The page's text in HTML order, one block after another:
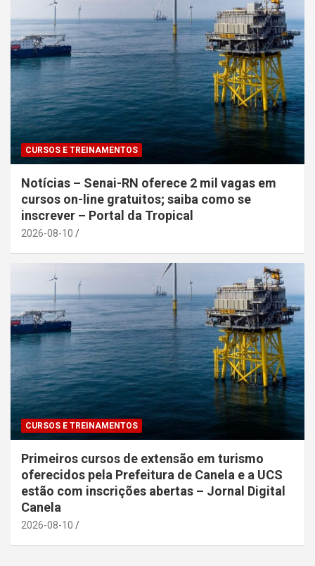
CURSOS E TREINAMENTOS
Notícias – Senai-RN oferece 2 mil vagas em
cursos on-line gratuitos; saiba como se
inscrever – Portal da Tropical
2026-08-10
CURSOS E TREINAMENTOS
Primeiros cursos de extensão em turismo
oferecidos pela Prefeitura de Canela e a UCS
estão com inscrições abertas – Jornal Digital
Canela
2026-08-10